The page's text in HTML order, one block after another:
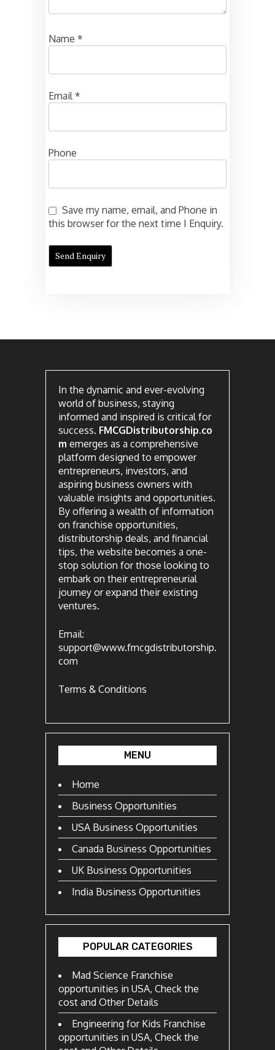
Name *
Email*
Phone
Save my name, email, and Phone in
this browser for the next time I Enquiry.
In the dynamic and ever-evolving
world of business, staying
informed and inspired is critical for
success. FMCGDistributorship.co
m emerges as a comprehensive
platform designed to empower
entrepreneurs, investors, and
aspiring business owners with
valuable insights and opportunities.
By offering a wealth of information
on franchise opportunities,
distributorship deals, and financial
tips, the website becomes a one-
stop solution for those looking to
embark on their entrepreneurial
journey or expand their existing
ventures.
Email:
support@www.fmcgdistributorship.
com
Terms & Conditions
MENU
Home
Business Opportunities
USA Business Opportunities
Canada Business Opportunities
UK Business Opportunities
India Business Opportunities
POPULAR CATEGORIES
Mad Science Franchise
opportunities in USA, Check the
cost and Other Details
Engineering for Kids Franchise
opportunities in USA, Check the